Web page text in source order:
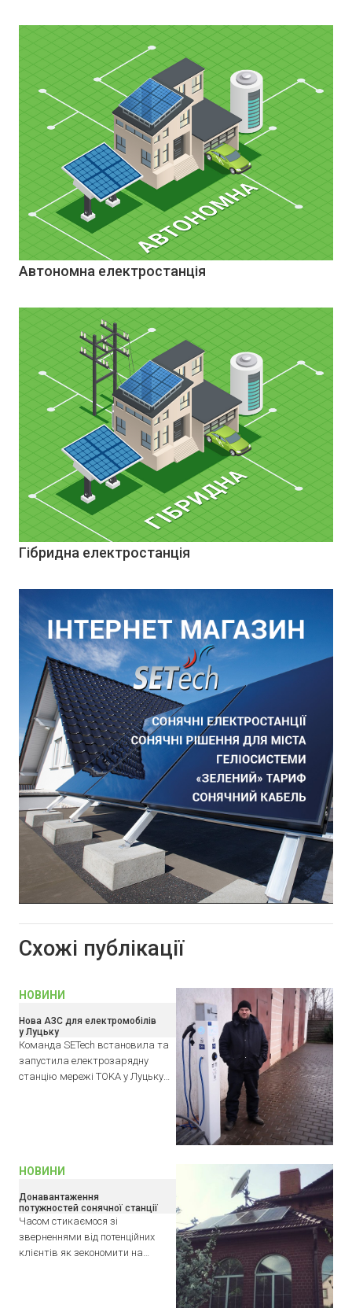
Автономна електростанція
Гібридна електростанція
Схожі публікації
НОВИНИ
Нова АЗС для електромобілів
у Луцьку
Команда SETech встановила та
запустила електрозарядну
станцію мережі TOKA у Луцьку…
НОВИНИ
Донавантаження
потужностей сонячної станції
Часом стикаємося зі
зверненнями від потенційних
клієнтів як зекономити на…